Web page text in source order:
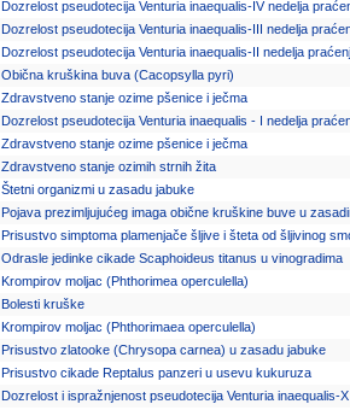
Dozrelost pseudotecija Venturia inaequalis-IV nedelja
Dozrelost pseudotecija Venturia inaequalis-III nedelja
Dozrelost pseudotecija Venturia inaequalis-II nedelja
Obična kruškina buva (Cacopsylla pyri)
Zdravstveno stanje ozime pšenice i ječma
Dozrelost pseudotecija Venturia inaequalis - I nedelja
Zdravstveno stanje ozime pšenice i ječma
Zdravstveno stanje ozimih strnih žita
Štetni organizmi u zasadu jabuke
Pojava prezimljujućeg imaga obične kruškine buve u
Prisustvo simptoma plamenjače šljive i šteta od šljivinog
Odrasle jedinke cikade Scaphoideus titanus u vinogradima
Krompirov moljac (Phthorimea operculella)
Bolesti kruške
Krompirov moljac (Phthorimaea operculella)
Prisustvo zlatooke (Chrysopa carnea) u zasadu jabuke
Prisustvo cikade Reptalus panzeri u usevu kukuruza
Dozrelost i ispražnjenost pseudotecija Venturia inaequalis-